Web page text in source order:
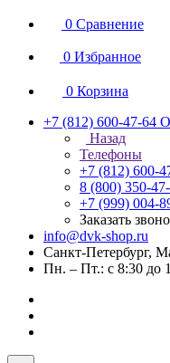
0 Сравнение
0 Избранное
0 Корзина
+7 (812) 600-47-64
Назад
Телефоны
+7 (812) 600-
8 (800) 350-
+7 (999) 004-
Заказать
info@dvk-shop.ru
Санкт-Петербург,
Пн. – Пт.: с 8:30 до